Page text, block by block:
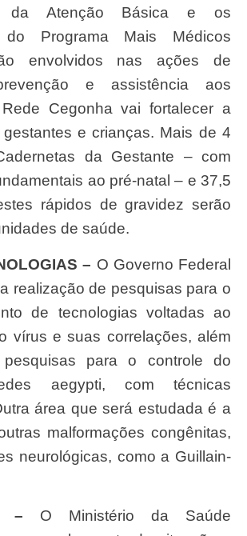
do Programa Mais Médicos
envolvidos nas ações de
e assistência aos
Cegonha vai fortalecer a
e crianças. Mais de 4
da Gestante – com
ao pré-natal – e 37,5
rápidos de gravidez serão
de saúde.
– O Governo Federal
realização de pesquisas para o
de tecnologias voltadas ao
vírus e suas correlações, além
para o controle do
aegypti, com técnicas
área que será estudada é a
malformações congênitas,
neurológicas, como a Guillain-
– O Ministério da Saúde